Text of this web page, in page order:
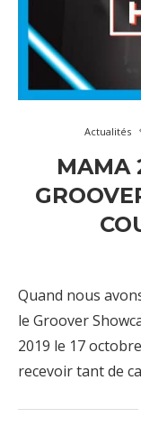
Actualités
MAMA
Quand nous
le Groover
2019 le 17
recevoir tant de